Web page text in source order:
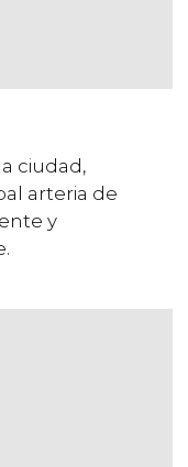
ciudad,
arteria de
y